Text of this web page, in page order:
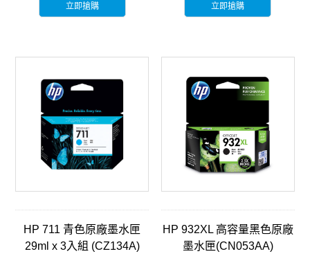
立即搶購 立即搶購
HP 711 青色原廠墨水匣
29ml x 3入組 (CZ134A)
HP 932XL 高容量黑色原廠
墨水匣(CN053AA)